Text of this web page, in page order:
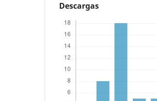
Descargas